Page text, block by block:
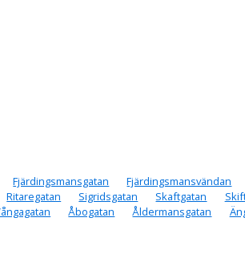
Fjärdingsmansgatan Fjärdingsmansvändan
Ritaregatan Sigridsgatan Skaftgatan
Åbogatan Åldermansgatan